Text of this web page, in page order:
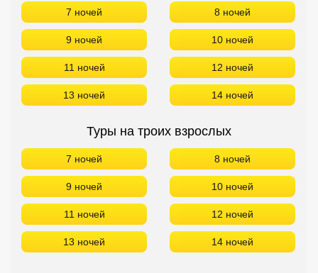
7 ночей 8 ночей
9 ночей 10 ночей
11 ночей 12 ночей
13 ночей 14 ночей
Туры на троих взрослых
7 ночей 8 ночей
9 ночей 10 ночей
11 ночей 12 ночей
13 ночей 14 ночей